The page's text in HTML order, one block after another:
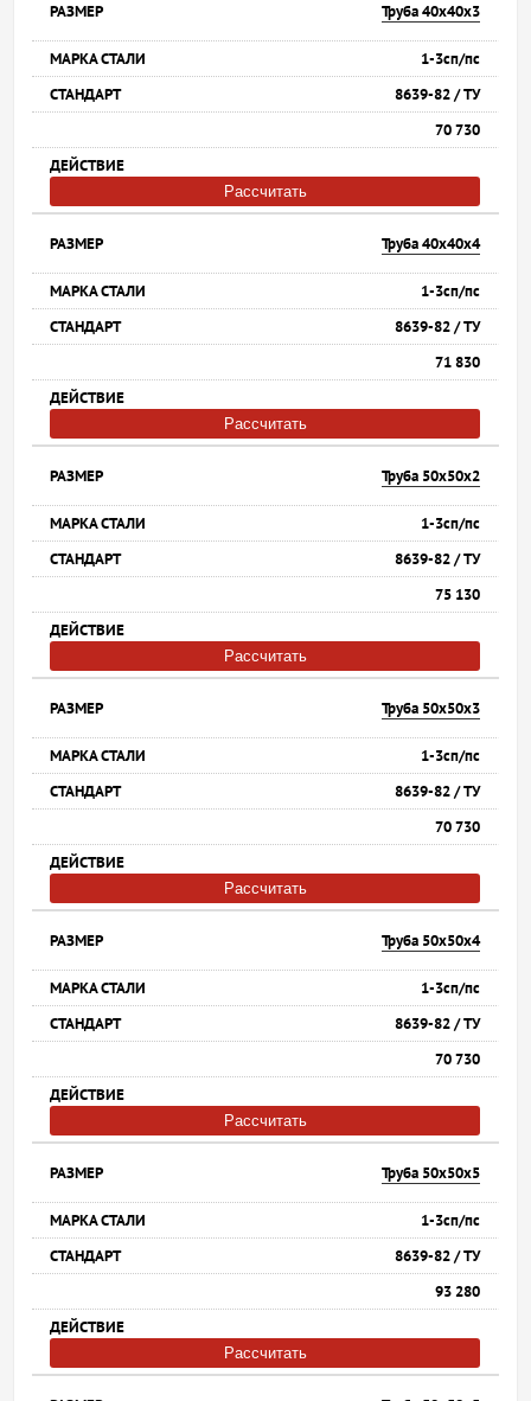
Труба 40х40х3
1-3сп/пс
8639-82 / ТУ
70 730
Рассчитать
Труба 40х40х4
1-3сп/пс
8639-82 / ТУ
71 830
Рассчитать
Труба 50х50х2
1-3сп/пс
8639-82 / ТУ
75 130
Рассчитать
Труба 50х50х3
1-3сп/пс
8639-82 / ТУ
70 730
Рассчитать
Труба 50х50х4
1-3сп/пс
8639-82 / ТУ
70 730
Рассчитать
Труба 50х50х5
1-3сп/пс
8639-82 / ТУ
93 280
Рассчитать